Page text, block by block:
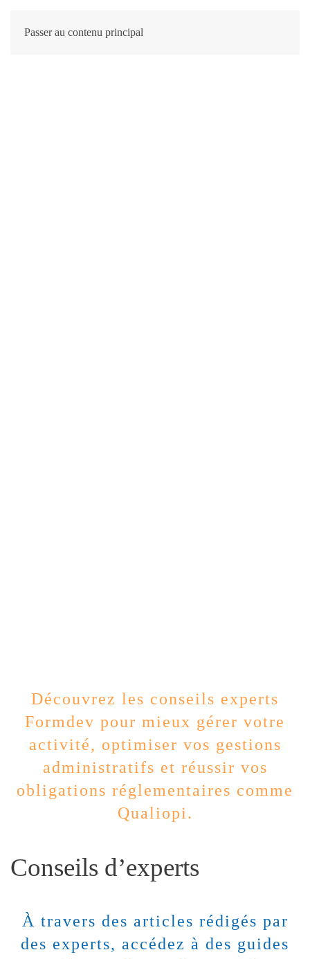
Passer au contenu principal
Découvrez les conseils experts
Formdev pour mieux gérer votre
activité, optimiser vos gestions
administratifs et réussir vos
obligations réglementaires comme
Qualiopi.
Conseils d’experts
À travers des articles rédigés par
des experts, accédez à des guides